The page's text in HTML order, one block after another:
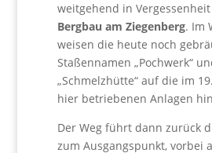
weitgehend in
Bergbau am Ziegenberg. Im
weisen die heute noch
Staßennamen „Pochwerk“
„Schmelzhütte“ auf die im
hier betriebenen Anlagen
Der Weg führt dann zurück
zum Ausgangspunkt, vorbei